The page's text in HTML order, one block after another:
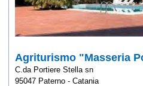
Agriturismo "Masseria
C.da Portiere Stella sn
95047 Paterno - Catania